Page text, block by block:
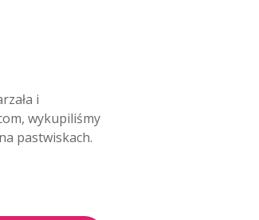
i
wykupiliśmy
pastwiskach.